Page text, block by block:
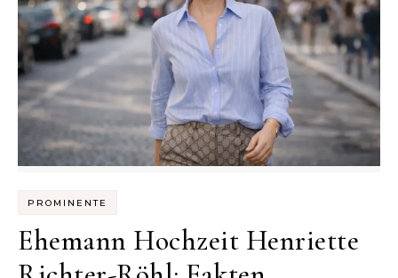
PROMINENTE
Ehemann Hochzeit Henriette